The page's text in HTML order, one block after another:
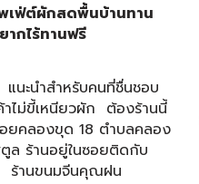
เฟ่ต์ผักสดพื้นบ้านทาน
กไร้ทานฟรี
นำสำหรับคนที่ชื่นชอบ
ไม่ขี้เหนียวผัก ต้องร้านนี้
ยคลองขุด 18 ตำบลคลอง
ล ร้านอยู่ในซอยติดกับ
ร้านขนมจีนคุณฝน